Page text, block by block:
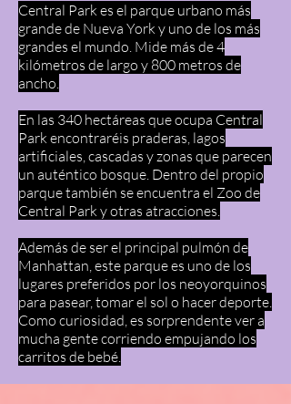
Central Park es el parque urbano más
grande de Nueva York y uno de los más
grandes el mundo. Mide más de 4
kilómetros de largo y 800 metros de
ancho.
En las 340 hectáreas que ocupa Central
Park encontraréis praderas, lagos
artificiales, cascadas y zonas que parecen
un auténtico bosque. Dentro del propio
parque también se encuentra el Zoo de
Central Park y otras atracciones.
Además de ser el principal pulmón de
Manhattan, este parque es uno de los
lugares preferidos por los neoyorquinos
para pasear, tomar el sol o hacer deporte.
Como curiosidad, es sorprendente ver a
mucha gente corriendo empujando los
carritos de bebé.